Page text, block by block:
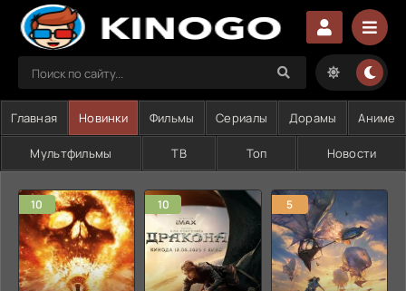
Главная Новинки Фильмы Сериалы Дорамы Аниме
Мультфильмы ТВ Топ Новости
10 10 5